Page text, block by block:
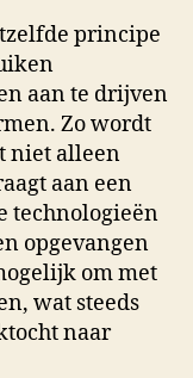
principe
aan te drijven
Zo wordt
niet alleen
aan een
technologieën
opgevangen
om met
wat steeds
naar